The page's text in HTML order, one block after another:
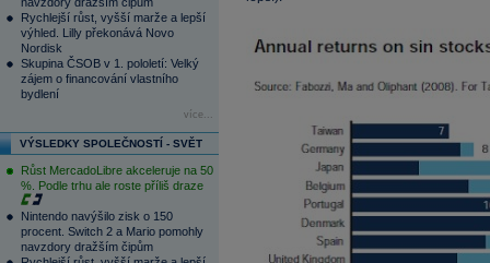
Rychlejší růst, vyšší marže a lepší
výhled. Lilly překonává Novo
Nordisk
Skupina ČSOB v 1. pololetí: Velký
zájem o financování vlastního
bydlení
více...
VÝSLEDKY SPOLEČNOSTÍ - SVĚT
Růst MercadoLibre akceleruje na 50
%. Podle trhu ale roste příliš draze
Nintendo navýšilo zisk o 150
procent. Switch 2 a Mario pomohly
navzdory dražším čipům